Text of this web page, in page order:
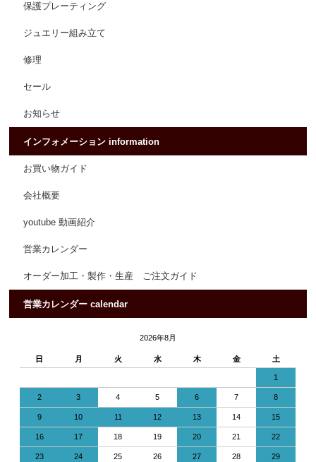
保護プレーティング
ジュエリー組み立て
修理
セール
お知らせ
インフォメーション information
お買い物ガイド
会社概要
youtube 動画紹介
営業カレンダー
オーダー加工・製作・生産 ご注文ガイド
営業カレンダー calendar
2026年8月
日 月 火 水 木 金 土
1
2 3 4 5 6 7 8
9 10 11 12 13 14 15
16 17 18 19 20 21 22
23 24 25 26 27 28 29